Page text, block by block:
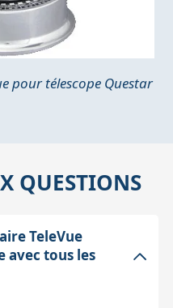
pour télescope Questar
QUESTIONS
TeleVue
avec tous les